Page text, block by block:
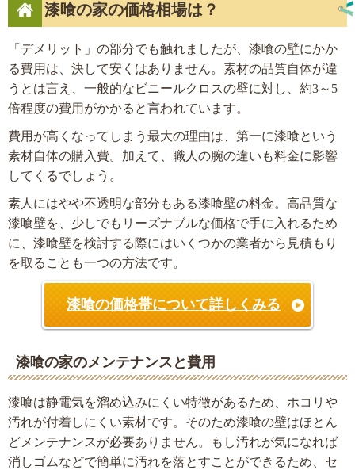
漆喰の家の価格相場は？
「デメリット」の部分でも触れましたが、漆喰の壁にかか
る費用は、決して安くはありません。素材の品質自体が違
うとは言え、一般的なビニールクロスの壁に対し、約3～5
倍程度の費用がかかると言われています。
費用が高くなってしまう最大の理由は、第一に漆喰という
素材自体の購入費。加えて、職人の腕の違いも料金に影響
してくるでしょう。
素人にはやや不透明な部分もある漆喰壁の料金。高品質な
漆喰壁を、少しでもリーズナブルな価格で手に入れるため
に、漆喰壁を検討する際にはいくつかの業者から見積もり
を取ることも一つの方法です。
漆喰の価格帯について詳しくみる
漆喰の家のメンテナンスと費用
漆喰は静電気を溜め込みにくい特徴があるため、ホコリや
汚れが付着しにくい素材です。そのため漆喰の壁はほとん
どメンテナンスが必要ありません。もし汚れが気になれば
消しゴムなどで簡単に汚れを落とすことができるため、セ